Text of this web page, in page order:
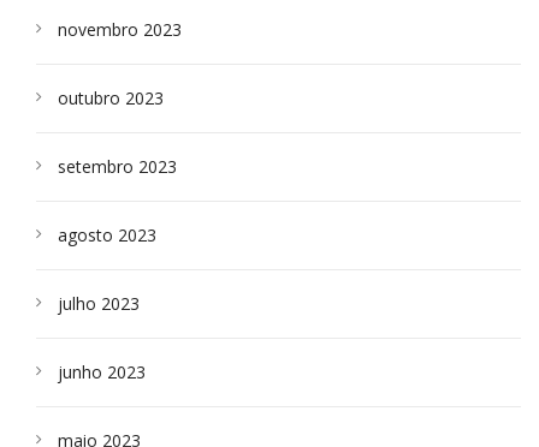
novembro 2023
outubro 2023
setembro 2023
agosto 2023
julho 2023
junho 2023
maio 2023